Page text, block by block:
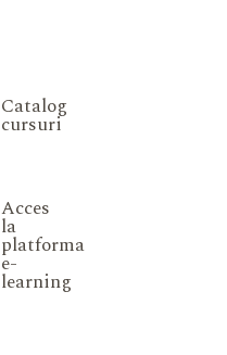
Catalog
cursuri
Acces
la
platforma
e-
learning